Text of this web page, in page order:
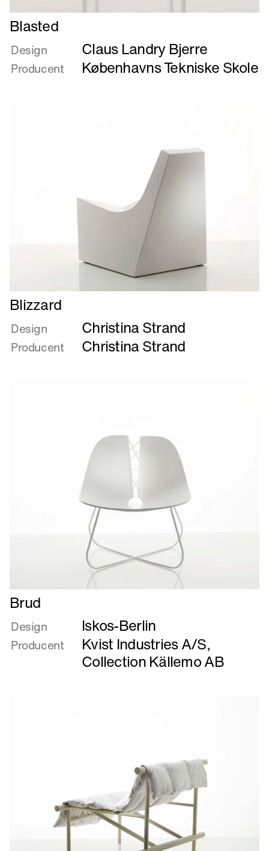
Læs
mere
om
Blasted
Blasted
Design Claus Landry Bjerre
Producent Københavns Tekniske Skole
Læs
mere
om
Blizzard
Blizzard
Design Christina Strand
Producent Christina Strand
Læs
mere
om
Brud
Brud
Design Iskos-Berlin
Producent Kvist Industries A/S,
Collection Källemo AB